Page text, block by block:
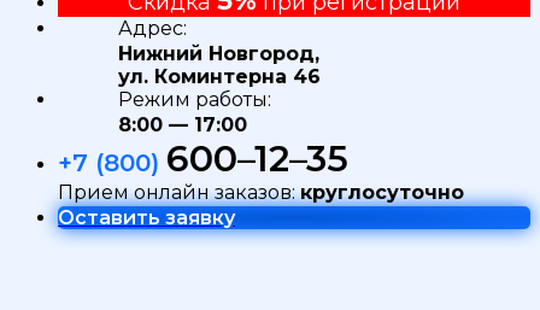
Адрес:
Нижний Новгород,
ул. Коминтерна 46
Режим работы:
8:00 — 17:00
+7 (800) 600–12–35
Прием онлайн заказов:круглосуточно
Оставить заявку